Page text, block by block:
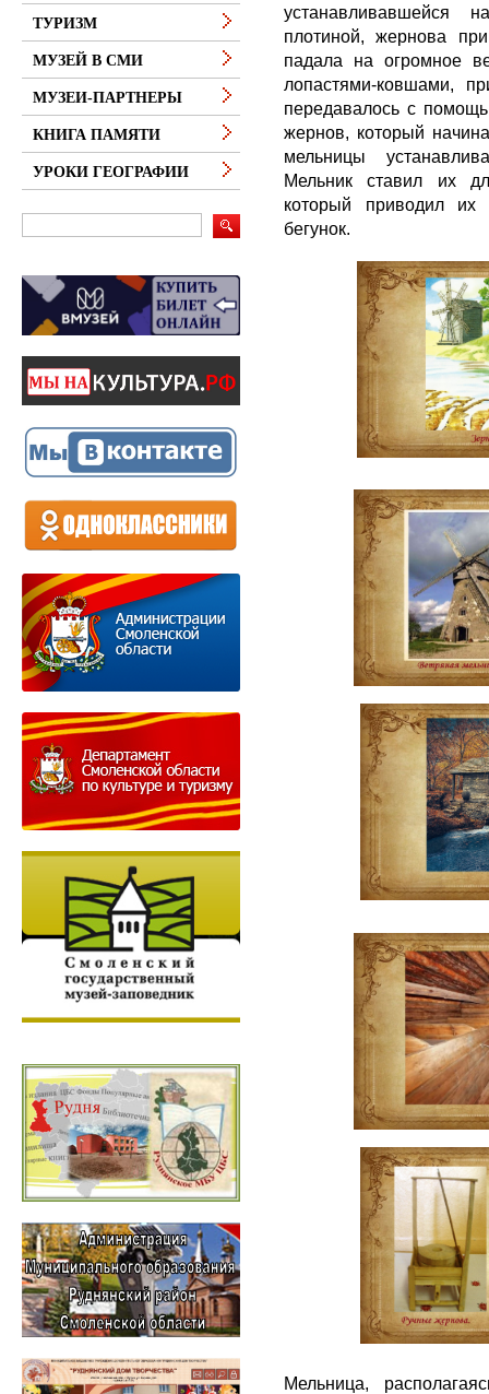
устанавливавшейся
плотиной, жернова
падала на огромное
лопастями-ковшами,
передавалось с
жернов, который
мельницы
Мельник ставил их
который приводил
бегунок.
Мельница,
ТУРИЗМ
МУЗЕЙ В СМИ
МУЗЕИ-ПАРТНЕРЫ
КНИГА ПАМЯТИ
УРОКИ ГЕОГРАФИИ